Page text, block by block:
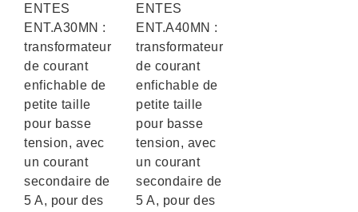
ENTES
ENT.A30MN :
transformateur
de courant
enfichable de
petite taille
pour basse
tension, avec
un courant
secondaire de
5 A, pour des
ENTES
ENT.A40MN :
transformateur
de courant
enfichable de
petite taille
pour basse
tension, avec
un courant
secondaire de
5 A, pour des